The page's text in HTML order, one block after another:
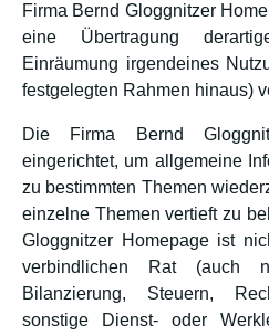
Firma Bernd Gloggnitzer
eine Übertragung
Einräumung irgendeines
festgelegten Rahmen hinaus)
Die Firma Bernd
eingerichtet, um allgemeine
zu bestimmten Themen
einzelne Themen vertieft zu
Gloggnitzer Homepage ist
verbindlichen Rat (auch
Bilanzierung, Steuern,
sonstige Dienst- oder